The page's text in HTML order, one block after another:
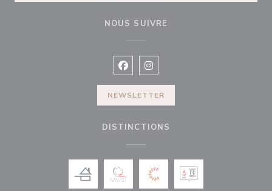
NOUS SUIVRE
Facebook ((ouvre une nouvelle
Instagram ((ouvre une
NEWSLETTER
DISTINCTIONS